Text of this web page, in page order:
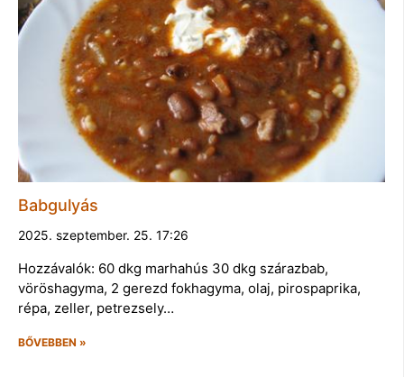
Babgulyás
2025. szeptember. 25. 17:26
Hozzávalók: 60 dkg marhahús 30 dkg szárazbab,
vöröshagyma, 2 gerezd fokhagyma, olaj, pirospaprika,
répa, zeller, petrezsely…
BŐVEBBEN »